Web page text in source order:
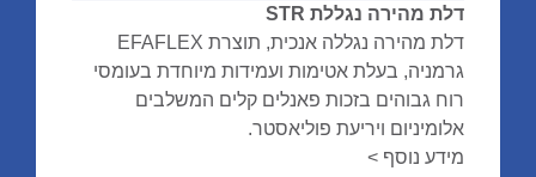
דלת מהירה נגללת STR
דלת מהירה נגללה אנכית, תוצרת EFAFLEX
גרמניה, בעלת אטימות ועמידות מיוחדת בעומסי
רוח גבוהים בזכות פאנלים קלים המשלבים
אלומיניום ויריעת פוליאסטר.
מידע נוסף >